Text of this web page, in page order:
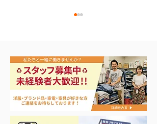
夏に向けて冷凍庫！大量
品揃え❗️